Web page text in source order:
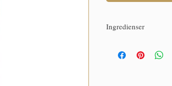
Ingredienser
Officinalis Blomsterolie